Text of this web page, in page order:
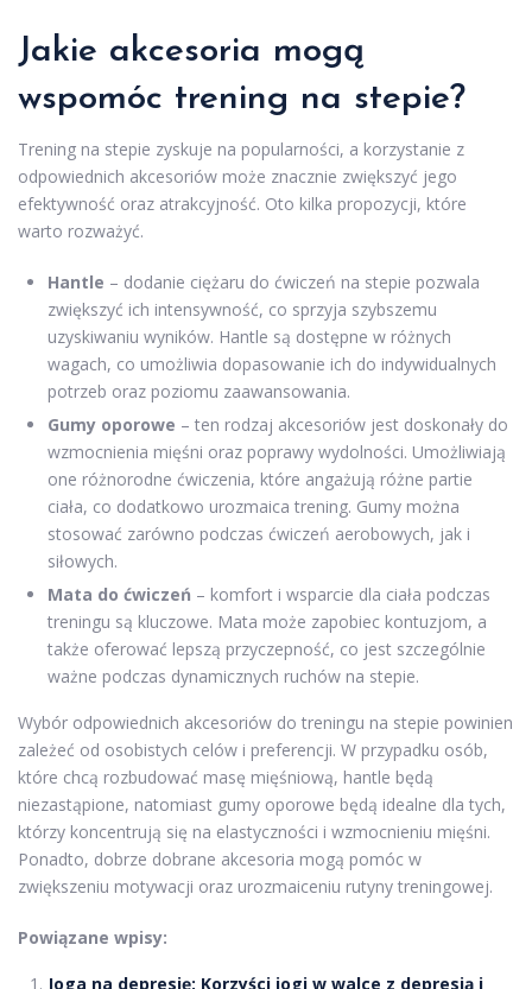
Jakie akcesoria mogą
wspomóc trening na stepie?
Trening na stepie zyskuje na popularności, a korzystanie z
odpowiednich akcesoriów może znacznie zwiększyć jego
efektywność oraz atrakcyjność. Oto kilka propozycji, które
warto rozważyć.
Hantle – dodanie ciężaru do ćwiczeń na stepie pozwala
zwiększyć ich intensywność, co sprzyja szybszemu
uzyskiwaniu wyników. Hantle są dostępne w różnych
wagach, co umożliwia dopasowanie ich do indywidualnych
potrzeb oraz poziomu zaawansowania.
Gumy oporowe – ten rodzaj akcesoriów jest doskonały do
wzmocnienia mięśni oraz poprawy wydolności. Umożliwiają
one różnorodne ćwiczenia, które angażują różne partie
ciała, co dodatkowo urozmaica trening. Gumy można
stosować zarówno podczas ćwiczeń aerobowych, jak i
siłowych.
Mata do ćwiczeń – komfort i wsparcie dla ciała podczas
treningu są kluczowe. Mata może zapobiec kontuzjom, a
także oferować lepszą przyczepność, co jest szczególnie
ważne podczas dynamicznych ruchów na stepie.
Wybór odpowiednich akcesoriów do treningu na stepie powinien
zależeć od osobistych celów i preferencji. W przypadku osób,
które chcą rozbudować masę mięśniową, hantle będą
niezastąpione, natomiast gumy oporowe będą idealne dla tych,
którzy koncentrują się na elastyczności i wzmocnieniu mięśni.
Ponadto, dobrze dobrane akcesoria mogą pomóc w
zwiększeniu motywacji oraz urozmaiceniu rutyny treningowej.
Powiązane wpisy:
Joga na depresję: Korzyści jogi w walce z depresją i